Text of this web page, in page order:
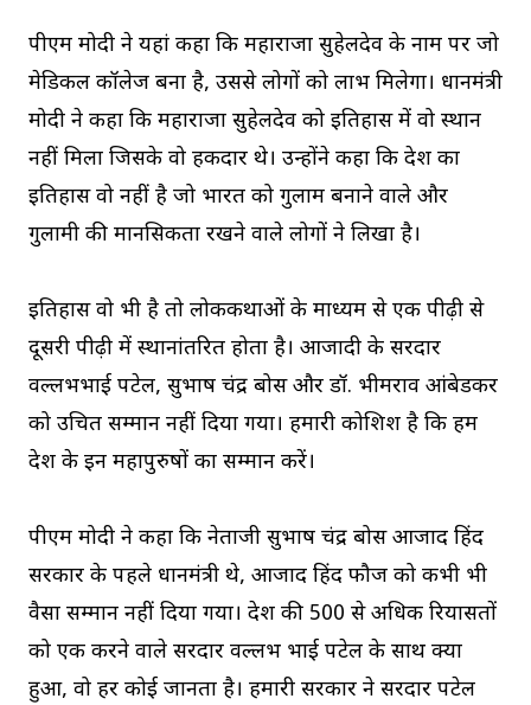
पीएम मोदी ने यहां कहा कि महाराजा सुहेलदेव के नाम पर जो
मेडिकल कॉलेज बना है, उससे लोगों को लाभ मिलेगा। प्रधानमंत्री
मोदी ने कहा कि महाराजा सुहेलदेव को इतिहास में वो स्थान
नहीं मिला जिसके वो हकदार थे। उन्होंने कहा कि देश का
इतिहास वो नहीं है जो भारत को गुलाम बनाने वाले और
गुलामी की मानसिकता रखने वाले लोगों ने लिखा है।
इतिहास वो भी है तो लोककथाओं के माध्यम से एक पीढ़ी से
दूसरी पीढ़ी में स्थानांतरित होता है। आजादी के सरदार
वल्लभभाई पटेल, सुभाष चंद्र बोस और डॉ. भीमराव आंबेडकर
को उचित सम्मान नहीं दिया गया। हमारी कोशिश है कि हम
देश के इन महापुरुषों का सम्मान करें।
पीएम मोदी ने कहा कि नेताजी सुभाष चंद्र बोस आजाद हिंद
सरकार के पहले प्रधानमंत्री थे, आजाद हिंद फौज को कभी भी
वैसा सम्मान नहीं दिया गया। देश की 500 से अधिक रियासतों
को एक करने वाले सरदार वल्लभ भाई पटेल के साथ क्या
हुआ, वो हर कोई जानता है। हमारी सरकार ने सरदार पटेल